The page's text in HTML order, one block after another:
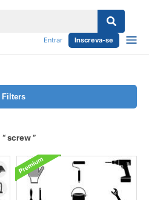
Entrar Inscreva-se
Filters
screw